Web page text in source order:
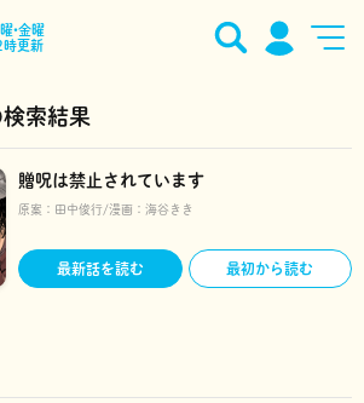
•金曜
時更新
索結果
贈呪は禁止されています
原案： 田中俊行 漫画： 海谷きき
最新話を読む 最初から読む